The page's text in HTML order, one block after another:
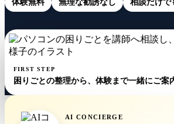
体験無料 無理な勧誘なし 相談だけで
FIRST STEP
困りごとの整理から、体験まで一緒にご案
AI CONCIERGE